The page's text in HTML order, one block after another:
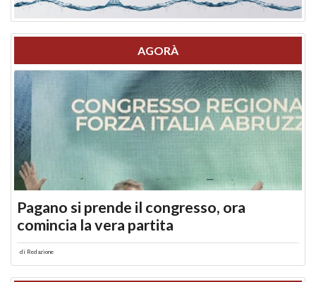
AGORÀ
Pagano si prende il congresso, ora
comincia la vera partita
di Redazione